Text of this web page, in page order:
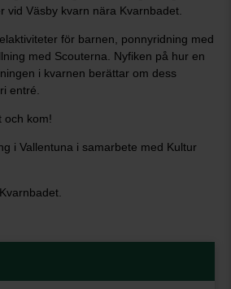
vid Väsby kvarn nära Kvarnbadet.
för barnen, ponnyridning med
med Scouterna. Nyfiken på hur en
i kvarnen berättar om dess
entré.
och kom!
i Vallentuna i samarbete med Kultur